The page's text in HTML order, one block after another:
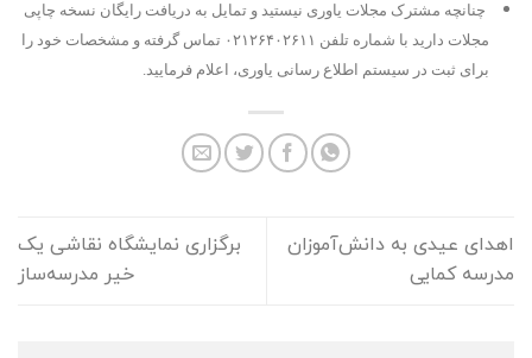
چنانچه مشترک مجلات یاوری نیستید و تمایل به دریافت رایگان نسخه چاپی
مجلات دارید با شماره تلفن ۰۲۱۲۶۴۰۲۶۱۱ تماس گرفته و مشخصات خود را
برای ثبت در سیستم اطلاع رسانی یاوری، اعلام فرمایید.
اهدای عیدی به دانش‌آموزان
مدرسه کمایی
برگزاری نمایشگاه نقاشی یک
خیر مدرسه‌ساز